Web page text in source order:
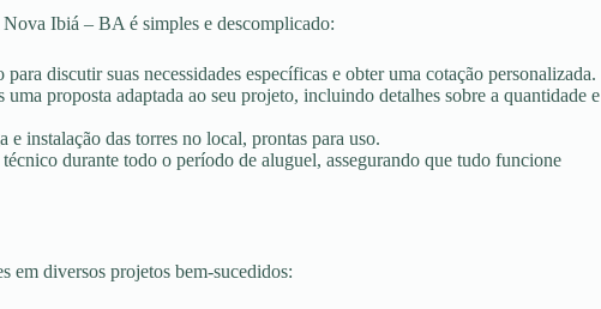
Ibiá – BA é simples e descomplicado:
discutir suas necessidades específicas e obter uma cotação personalizada.
uma proposta adaptada ao seu projeto, incluindo detalhes sobre a quantidade e
e instalação das torres no local, prontas para uso.
durante todo o período de aluguel, assegurando que tudo funcione
em diversos projetos bem-sucedidos: